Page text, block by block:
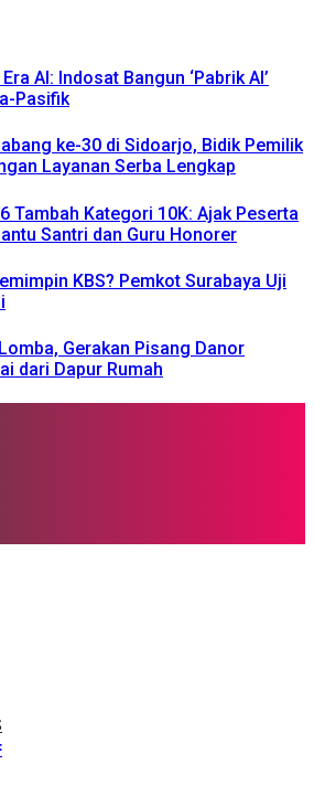
AI: Indosat Bangun ‘Pabrik AI’
Pasifik
ke-30 di Sidoarjo, Bidik Pemilik
Layanan Serba Lengkap
Tambah Kategori 10K: Ajak Peserta
Santri dan Guru Honorer
KBS? Pemkot Surabaya Uji
Gerakan Pisang Danor
dari Dapur Rumah